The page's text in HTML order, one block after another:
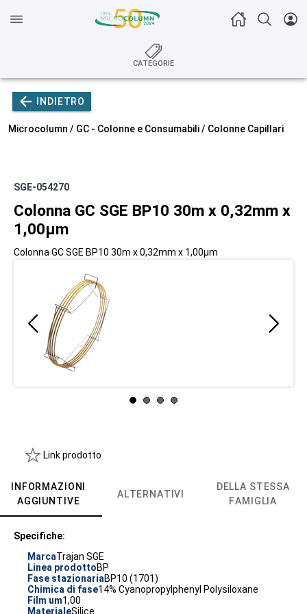
CATEGORIE
INDIETRO
Microcolumn / GC - Colonne e Consumabili/ Colonne Capillari
SGE-054270
Colonna GC SGE BP10 30m x 0,32mm x
1,00µm
Colonna GC SGE BP10 30m x 0,32mm x 1,00µm
Link prodotto
INFORMAZIONI
AGGIUNTIVE
ALTERNATIVI
DELLA STESSA
FAMIGLIA
Specifiche:
MarcaTrajan SGE
Linea prodottoBP
Fase stazionariaBP10 (1701)
Chimica di fase14% Cyanopropylphenyl Polysiloxane
Film um1,00
MaterialeSilice